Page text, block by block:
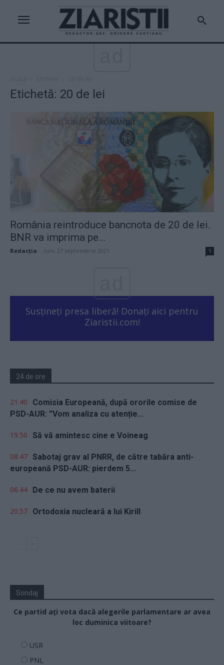
Etichetă: 20 de lei
România reintroduce bancnota de 20 de lei.
BNR va imprima pe...
Redacţia luni, 27 septembrie 2021 1
Susțineți presa liberă! Donați aici pentru
Ziaristii.com!
24 de ore
21.40
Comisia Europeană, după ororile comise de
PSD-AUR: ”Vom analiza cu atenție...
19.50 Să vă amintesc cine e Voineag
08.47 Sabotaj grav al PNRR, de către tabăra anti-
europeană PSD-AUR: pierdem 5...
06.44 De ce nu avem baterii
20.57 Ortodoxia nucleară a lui Kirill
Sondaj
Ce partid ați vota dacă alegerile parlamentare ar avea
loc duminica viitoare?
USR
PNL